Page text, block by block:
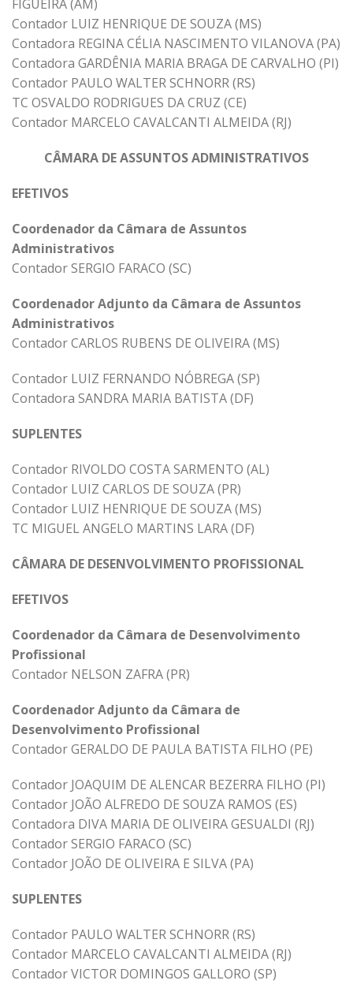
FIGUEIRA (AM)
Contador LUIZ HENRIQUE DE SOUZA (MS)
Contadora REGINA CÉLIA NASCIMENTO VILANOVA (PA)
Contadora GARDÊNIA MARIA BRAGA DE CARVALHO (PI)
Contador PAULO WALTER SCHNORR (RS)
TC OSVALDO RODRIGUES DA CRUZ (CE)
Contador MARCELO CAVALCANTI ALMEIDA (RJ)
CÂMARA DE ASSUNTOS ADMINISTRATIVOS
EFETIVOS
Coordenador da Câmara de Assuntos
Administrativos
Contador SERGIO FARACO (SC)
Coordenador Adjunto da Câmara de Assuntos
Administrativos
Contador CARLOS RUBENS DE OLIVEIRA (MS)
Contador LUIZ FERNANDO NÓBREGA (SP)
Contadora SANDRA MARIA BATISTA (DF)
SUPLENTES
Contador RIVOLDO COSTA SARMENTO (AL)
Contador LUIZ CARLOS DE SOUZA (PR)
Contador LUIZ HENRIQUE DE SOUZA (MS)
TC MIGUEL ANGELO MARTINS LARA (DF)
CÂMARA DE DESENVOLVIMENTO PROFISSIONAL
EFETIVOS
Coordenador da Câmara de Desenvolvimento
Profissional
Contador NELSON ZAFRA (PR)
Coordenador Adjunto da Câmara de
Desenvolvimento Profissional
Contador GERALDO DE PAULA BATISTA FILHO (PE)
Contador JOAQUIM DE ALENCAR BEZERRA FILHO (PI)
Contador JOÃO ALFREDO DE SOUZA RAMOS (ES)
Contadora DIVA MARIA DE OLIVEIRA GESUALDI (RJ)
Contador SERGIO FARACO (SC)
Contador JOÃO DE OLIVEIRA E SILVA (PA)
SUPLENTES
Contador PAULO WALTER SCHNORR (RS)
Contador MARCELO CAVALCANTI ALMEIDA (RJ)
Contador VICTOR DOMINGOS GALLORO (SP)